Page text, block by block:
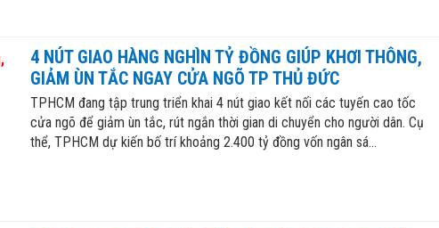
4 NÚT GIAO HÀNG NGHÌN TỶ ĐỒNG GIÚP KHƠI THÔNG,
GIẢM ÙN TẮC NGAY CỬA NGÕ TP THỦ ĐỨC
TPHCM đang tập trung triển khai 4 nút giao kết nối các tuyến cao tốc
cửa ngõ để giảm ùn tắc, rút ngắn thời gian di chuyển cho người dân. Cụ
thể, TPHCM dự kiến bố trí khoảng 2.400 tỷ đồng vốn ngân sá...